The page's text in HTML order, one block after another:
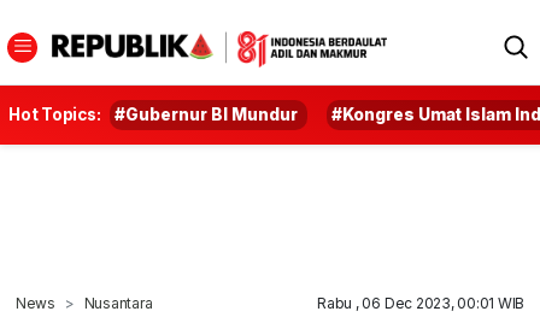
Hot Topics: #Gubernur BI Mundur #Kongres Umat Islam
News Nusantara Rabu , 06 Dec 2023, 00:01 WIB